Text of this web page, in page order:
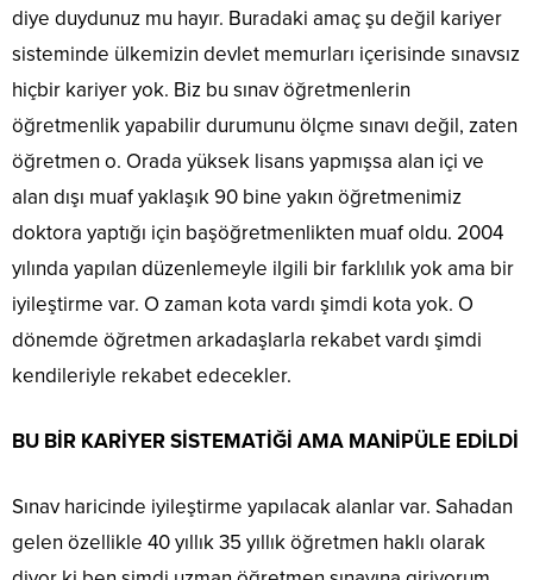
diye duydunuz mu hayır. Buradaki amaç şu değil kariyer
sisteminde ülkemizin devlet memurları içerisinde sınavsız
hiçbir kariyer yok. Biz bu sınav öğretmenlerin
öğretmenlik yapabilir durumunu ölçme sınavı değil, zaten
öğretmen o. Orada yüksek lisans yapmışsa alan içi ve
alan dışı muaf yaklaşık 90 bine yakın öğretmenimiz
doktora yaptığı için başöğretmenlikten muaf oldu. 2004
yılında yapılan düzenlemeyle ilgili bir farklılık yok ama bir
iyileştirme var. O zaman kota vardı şimdi kota yok. O
dönemde öğretmen arkadaşlarla rekabet vardı şimdi
kendileriyle rekabet edecekler.
BU BİR KARİYER SİSTEMATİĞİ AMA MANİPÜLE EDİLDİ
Sınav haricinde iyileştirme yapılacak alanlar var. Sahadan
gelen özellikle 40 yıllık 35 yıllık öğretmen haklı olarak